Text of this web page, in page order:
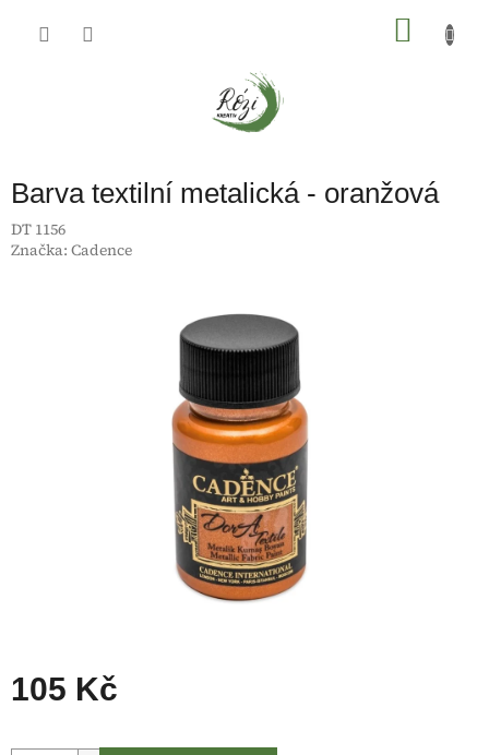
Barva textilní metalická - oranžová
DT 1156
Značka: Cadence
105 Kč
cena: